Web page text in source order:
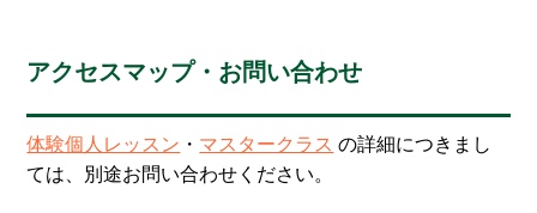
アクセスマップ・お問い合わせ
体験個人レッスン ・ マスタークラス の詳細につきまし
ては、別途お問い合わせください。